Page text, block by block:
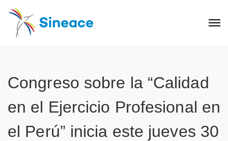
Congreso sobre la “Calidad
en el Ejercicio Profesional en
el Perú” inicia este jueves 30